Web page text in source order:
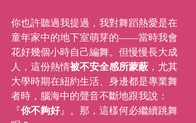
你也許聽過我提過，我對舞蹈熱愛是在
童年家中的地下室萌芽的——當時我會
花好幾個小時自己編舞。但慢慢長大成
人，這份熱情被不安全感所蒙蔽 ，尤其
大學時期在紐約生活、身邊都是專業舞
者時，腦海中的聲音不斷地跟我說：
『你不夠好』。那，這樣何必繼續跳舞